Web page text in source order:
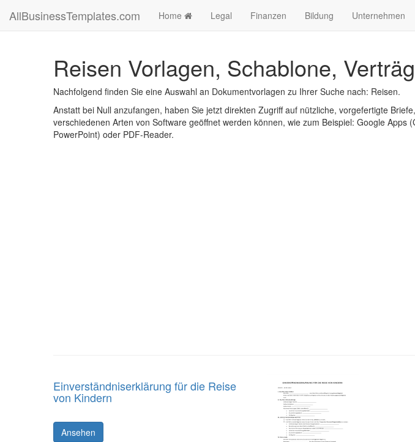
AllBusinessTemplates.com Home Legal Finanzen Bildung Unternehmen
Reisen Vorlagen, Schablone,
Nachfolgend finden Sie eine Auswahl an Dokumentvorlagen zu Ihrer Suche nach: Reisen.
Anstatt bei Null anzufangen, haben Sie jetzt direkten Zugriff auf nützliche, vorgefertigte
verschiedenen Arten von Software geöffnet werden können, wie zum Beispiel: Google
PowerPoint) oder PDF-Reader.
Einverständniserklärung für die Reise
von Kindern
Ansehen